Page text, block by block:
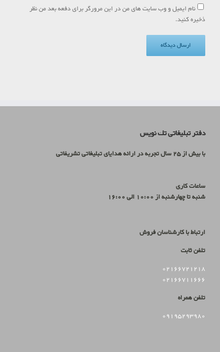
نام ایمیل و وب سایت های من در این مرورگر برای دفعه بعد من نظر
ذخیره کنید.
دفتر تبلیغاتی تك نويس
با بیش از 25 سال تجربه در ارائه هدایای تبلیغاتی تشریفاتی
ساعات کاری
شنبه تا چهارشنبه از 10:00 الی 16:00
ارتباط با کارشناسان فروش
تلفن ثابت
02166721218
02166711666
تلفن همراه
09195293980